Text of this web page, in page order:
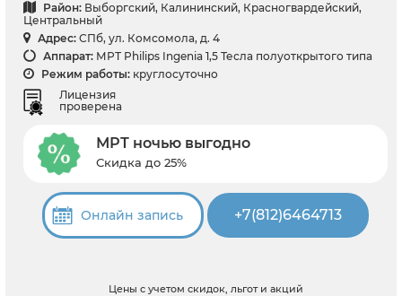
Район: Выборгский, Калининский, Красногвардейский,
Центральный
Адрес: СПб, ул. Комсомола, д. 4
Аппарат: МРТ Philips Ingenia 1,5 Тесла полуоткрытого типа
Режим работы: круглосуточно
Лицензия
проверена
МРТ ночью выгодно
Скидка до 25%
Онлайн запись +7(812)6464713
Цены с учетом скидок, льгот и акций